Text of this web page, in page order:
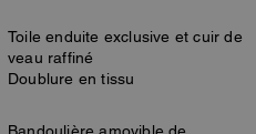
Toile enduite exclusive et cuir de
veau raffiné
Doublure en tissu